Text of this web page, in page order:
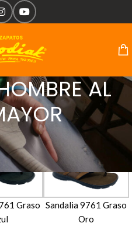
AL
Graso Sandalia 9761 Graso
Oro